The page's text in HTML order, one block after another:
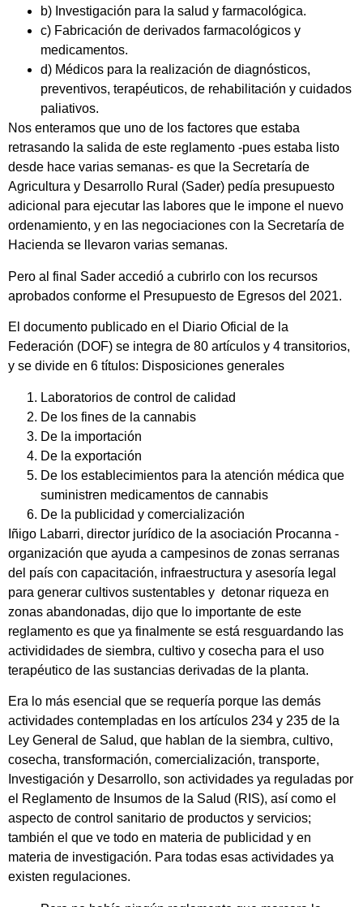
b) Investigación para la salud y farmacológica.
c) Fabricación de derivados farmacológicos y
medicamentos.
d) Médicos para la realización de diagnósticos,
preventivos, terapéuticos, de rehabilitación y cuidados
paliativos.
Nos enteramos que uno de los factores que estaba
retrasando la salida de este reglamento -pues estaba listo
desde hace varias semanas- es que la Secretaría de
Agricultura y Desarrollo Rural (Sader) pedía presupuesto
adicional para ejecutar las labores que le impone el nuevo
ordenamiento, y en las negociaciones con la Secretaría de
Hacienda se llevaron varias semanas.
Pero al final Sader accedió a cubrirlo con los recursos
aprobados conforme el Presupuesto de Egresos del 2021.
El documento publicado en el Diario Oficial de la
Federación (DOF) se integra de 80 artículos y 4 transitorios,
y se divide en 6 títulos: Disposiciones generales
Laboratorios de control de calidad
De los fines de la cannabis
De la importación
De la exportación
De los establecimientos para la atención médica que
suministren medicamentos de cannabis
De la publicidad y comercialización
Iñigo Labarri, director jurídico de la asociación Procanna -
organización que ayuda a campesinos de zonas serranas
del país con capacitación, infraestructura y asesoría legal
para generar cultivos sustentables y detonar riqueza en
zonas abandonadas, dijo que lo importante de este
reglamento es que ya finalmente se está resguardando las
activididades de siembra, cultivo y cosecha para el uso
terapéutico de las sustancias derivadas de la planta.
Era lo más esencial que se requería porque las demás
actividades contempladas en los artículos 234 y 235 de la
Ley General de Salud, que hablan de la siembra, cultivo,
cosecha, transformación, comercialización, transporte,
Investigación y Desarrollo, son actividades ya reguladas por
el Reglamento de Insumos de la Salud (RIS), así como el
aspecto de control sanitario de productos y servicios;
también el que ve todo en materia de publicidad y en
materia de investigación. Para todas esas actividades ya
existen regulaciones.